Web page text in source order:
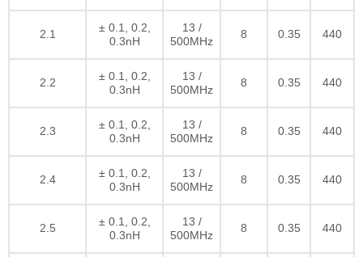
2.1
± 0.1, 0.2,
0.3nH
13 /
500MHz
8 0.35 440
2.2
± 0.1, 0.2,
0.3nH
13 /
500MHz
8 0.35 440
2.3
± 0.1, 0.2,
0.3nH
13 /
500MHz
8 0.35 440
2.4
± 0.1, 0.2,
0.3nH
13 /
500MHz
8 0.35 440
2.5
± 0.1, 0.2,
0.3nH
13 /
500MHz
8 0.35 440